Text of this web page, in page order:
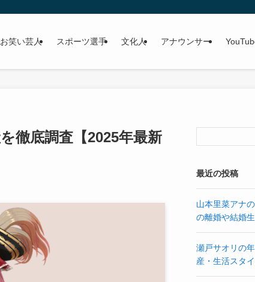
お笑い芸人 スポーツ選手 文化人 アナウンサー
徹底調査【2025年最新
最近の投稿
山本里菜アナ
の離婚や結婚
瀬戸サオリの
産・生活スタ